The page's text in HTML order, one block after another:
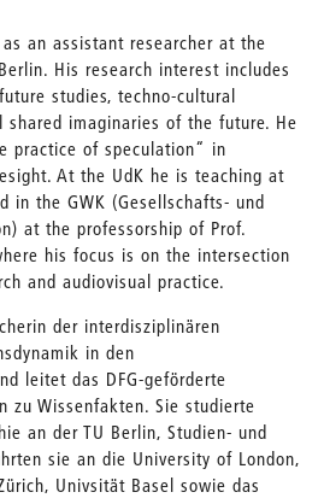
an assistant researcher at the
His research interest includes
studies, techno-cultural
imaginaries of the future. He
practice of speculation“ in
At the UdK he is teaching at
in the GWK (Gesellschafts- und
at the professorship of Prof.
his focus is on the intersection
and audiovisual practice.
der interdisziplinären
in den
leitet das DFG-geförderte
zu Wissenfakten. Sie studierte
an der TU Berlin, Studien- und
sie an die University of London,
Univsität Basel sowie das